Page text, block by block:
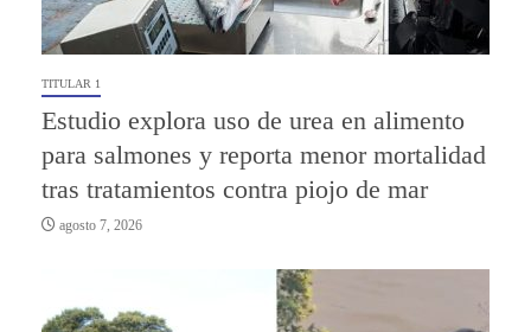
TITULAR 1
Estudio explora uso de urea en alimento
para salmones y reporta menor mortalidad
tras tratamientos contra piojo de mar
agosto 7, 2026